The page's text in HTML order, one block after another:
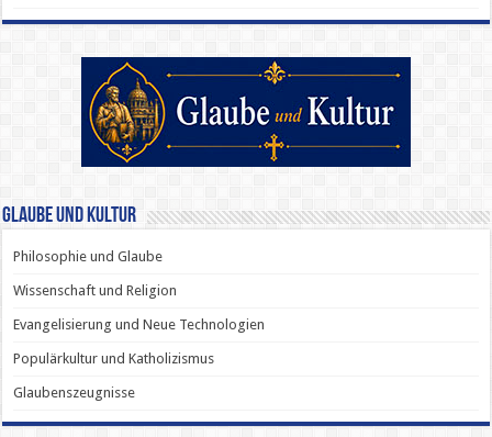
Glaube und Kultur
Philosophie und Glaube
Wissenschaft und Religion
Evangelisierung und Neue Technologien
Populärkultur und Katholizismus
Glaubenszeugnisse